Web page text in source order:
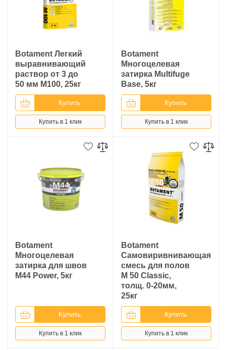
Botament Легкий
выравнивающий
раствор от 3 до
50 мм M100, 25кг
Купить
Купить в 1 клик
Botament
Многоцелевая
затирка Multifuge
Base, 5кг
Купить
Купить в 1 клик
Botament
Многоцелевая
затирка для швов
M44 Power, 5кг
Купить
Купить в 1 клик
Botament
Самовиривнивающая
смесь для полов
M 50 Classic,
толщ. 0-20мм,
25кг
Купить
Купить в 1 клик